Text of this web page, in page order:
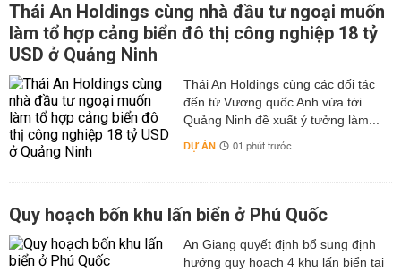
Thái An Holdings cùng nhà đầu tư ngoại muốn
làm tổ hợp cảng biển đô thị công nghiệp 18 tỷ
USD ở Quảng Ninh
Thái An Holdings cùng các đối tác
đến từ Vương quốc Anh vừa tới
Quảng Ninh đề xuất ý tưởng làm...
DỰ ÁN 01 phút trước
Quy hoạch bốn khu lấn biển ở Phú Quốc
An Giang quyết định bổ sung định
hướng quy hoạch 4 khu lấn biển tại